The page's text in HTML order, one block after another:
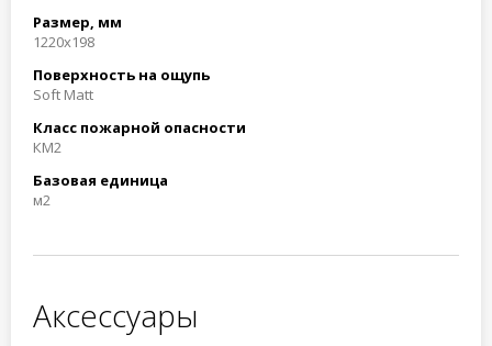
Размер, мм
1220x198
Поверхность на ощупь
Soft Matt
Класс пожарной опасности
КМ2
Базовая единица
м2
Аксессуары